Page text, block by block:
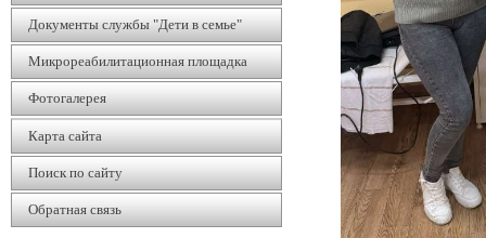
Документы службы "Дети в семье"
Микрореабилитационная площадка
Фотогалерея
Карта сайта
Поиск по сайту
Обратная связь